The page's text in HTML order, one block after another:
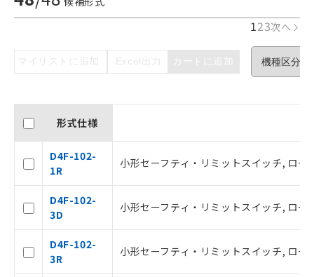
123次へ
マイリストに追加 Excel出力 カートに追加
形式仕様
D4F-102-
1R
小形セーフティ・リミットスイッチ, ロ
D4F-102-
3D
小形セーフティ・リミットスイッチ, ロ
D4F-102-
3R
小形セーフティ・リミットスイッチ, ロ